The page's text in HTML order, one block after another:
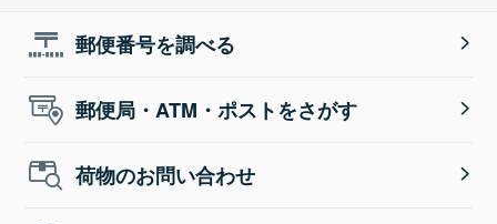
郵便番号を調べる
郵便局・ATM・ポストをさがす
荷物のお問い合わせ